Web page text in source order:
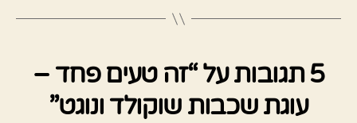
5 תגובות על “זה טעים פחד –
עוגת שכבות שוקולד ונוגט”